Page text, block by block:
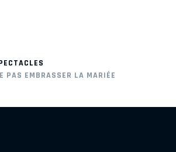
PAS EMBRASSER LA MARIÉE